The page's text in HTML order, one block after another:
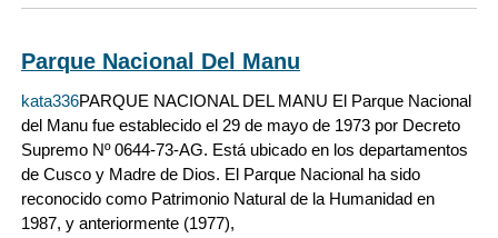
Parque Nacional Del Manu
kata336PARQUE NACIONAL DEL MANU El Parque Nacional
del Manu fue establecido el 29 de mayo de 1973 por Decreto
Supremo Nº 0644-73-AG. Está ubicado en los departamentos
de Cusco y Madre de Dios. El Parque Nacional ha sido
reconocido como Patrimonio Natural de la Humanidad en
1987, y anteriormente (1977),